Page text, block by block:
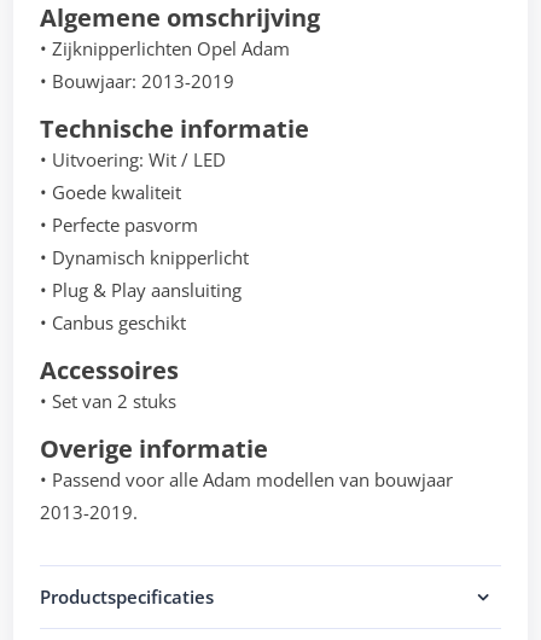
Algemene omschrijving
• Zijknipperlichten Opel Adam
• Bouwjaar: 2013-2019
Technische informatie
• Uitvoering: Wit / LED
• Goede kwaliteit
• Perfecte pasvorm
• Dynamisch knipperlicht
• Plug & Play aansluiting
• Canbus geschikt
Accessoires
• Set van 2 stuks
Overige informatie
• Passend voor alle Adam modellen van bouwjaar
2013-2019.
Productspecificaties